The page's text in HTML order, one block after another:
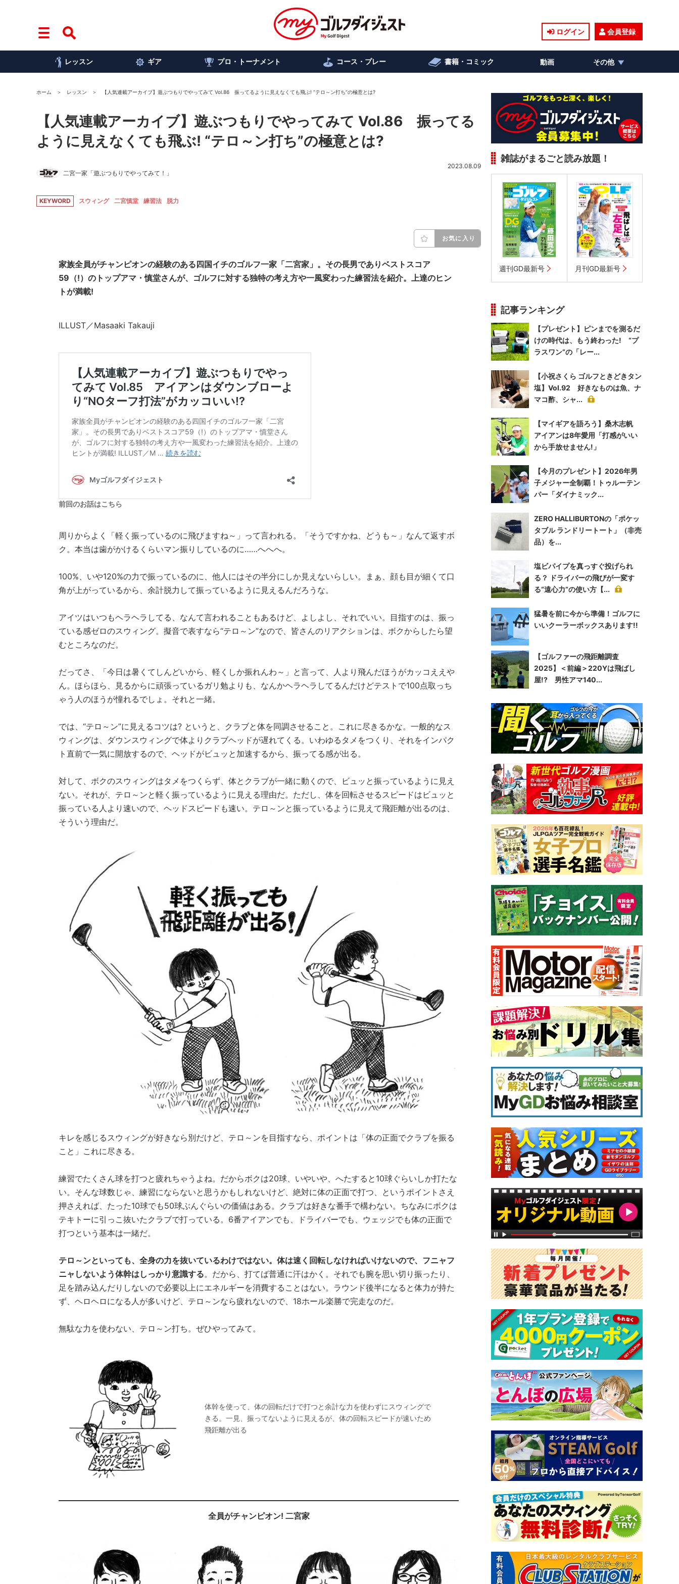
ログイン 会員登録
レッスン ギア プロ・トーナメント コース・プレー 書籍・コミック 動画 その他
ホーム レッスン 【人気連載アーカイブ】遊ぶつもりでやってみて Vol.86 振ってるように見えなくても飛ぶ! “テロ～ン打ち”の極意とは?
【人気連載アーカイブ】遊ぶつもりでやってみて Vol.86 振ってる
ように見えなくても飛ぶ! “テロ～ン打ち”の極意とは?
二宮一家「遊ぶつもりでやってみて！」
2023.08.09
KEYWORD スウィング 二宮慎堂 練習法 脱力
お気に入り
家族全員がチャンピオンの経験のある四国イチのゴルフ一家「二宮家」。その長男でありベストスコア
59（!）のトップアマ・慎堂さんが、ゴルフに対する独特の考え方や一風変わった練習法を紹介。上達のヒン
トが満載!
ILLUST／Masaaki Takauji
前回のお話はこちら
周りからよく「軽く振っているのに飛びますね～」って言われる。「そうですかね、どうも～」なんて返すボ
ク。本当は歯がかけるくらいマン振りしているのに……へへへ。
100%、いや120%の力で振っているのに、他人にはその半分にしか見えないらしい。まぁ、顔も目が細くて口
角が上がっているから、余計脱力して振っているように見えるんだろうな。
アイツはいつもヘラヘラしてる、なんて言われることもあるけど、よしよし、それでいい。目指すのは、振っ
ている感ゼロのスウィング。擬音で表すなら“テロ～ン”なので、皆さんのリアクションは、ボクからしたら望
むところなのだ。
だってさ、「今日は暑くてしんどいから、軽くしか振れんわ～」と言って、人より飛んだほうがカッコええや
ん。ほらほら、見るからに頑張っているガリ勉よりも、なんかヘラヘラしてるんだけどテストで100点取っち
ゃう人のほうが憧れるでしょ。それと一緒。
では、“テロ～ン”に見えるコツは? というと、クラブと体を同調させること。これに尽きるかな。一般的なス
ウィングは、ダウンスウィングで体よりクラブヘッドが遅れてくる。いわゆるタメをつくり、それをインパク
ト直前で一気に開放するので、ヘッドがビュッと加速するから、振ってる感が出る。
対して、ボクのスウィングはタメをつくらず、体とクラブが一緒に動くので、ビュッと振っているように見え
ない。それが、テロ～ンと軽く振っているように見える理由だ。ただし、体を回転させるスピードはビュッと
振っている人より速いので、ヘッドスピードも速い。テロ～ンと振っているように見えて飛距離が出るのは、
そういう理由だ。
キレを感じるスウィングが好きなら別だけど、テロ～ンを目指すなら、ポイントは「体の正面でクラブを振る
こと」これに尽きる。
練習でたくさん球を打つと疲れちゃうよね。だからボクは20球、いやいや、へたすると10球ぐらいしか打たな
い。そんな球数じゃ、練習にならないと思うかもしれないけど、絶対に体の正面で打つ、というポイントさえ
押さえれば、たった10球でも50球ぶんぐらいの価値はある。クラブは好きな番手で構わない。ちなみにボクは
テキトーに引っこ抜いたクラブで打っている。6番アイアンでも、ドライバーでも、ウェッジでも体の正面で
打つという基本は一緒だ。
テロ～ンといっても、全身の力を抜いているわけではない。体は速く回転しなければいけないので、フニャフ
ニャしないよう体幹はしっかり意識する。だから、打てば普通に汗はかく。それでも腕を思い切り振ったり、
足を踏み込んだりしないので必要以上にエネルギーを消費することはない。ラウンド後半になると体力が持た
ず、ヘロヘロになる人が多いけど、テロ～ンなら疲れないので、18ホール楽勝で完走なのだ。
無駄な力を使わない、テロ～ン打ち。ぜひやってみて。
体幹を使って、体の回転だけで打つと余計な力を使わずにスウィングで
きる。一見、振ってないように見えるが、体の回転スピードが速いため
飛距離が出る
全員がチャンピオン! 二宮家
雑誌がまるごと読み放題！
週刊GD最新号 月刊GD最新号
記事ランキング
【プレゼント】ピンまでを測るだ
けの時代は、もう終わった! “プ
ラスワン”の「レー...
【小祝さくら ゴルフときどきタン
塩】Vol.92 好きなものは魚、ナ
マコ酢、シャ...
【マイギアを語ろう】桑木志帆
アイアンは8年愛用「打感がいい
から手放せません!」
【今月のプレゼント】2026年男
子メジャー全制覇！トゥルーテン
パー「ダイナミック...
ZERO HALLIBURTONの「ポケッ
タブル ランドリートート」（非売
品）を...
塩ビパイプを真っすぐ投げられ
る？ ドライバーの飛びが一変す
る“遠心力”の使い方【...
猛暑を前に今から準備！ゴルフに
いいクーラーボックスあります!!
【ゴルファーの飛距離調査
2025】＜前編＞220Yは飛ばし
屋!? 男性アマ140...